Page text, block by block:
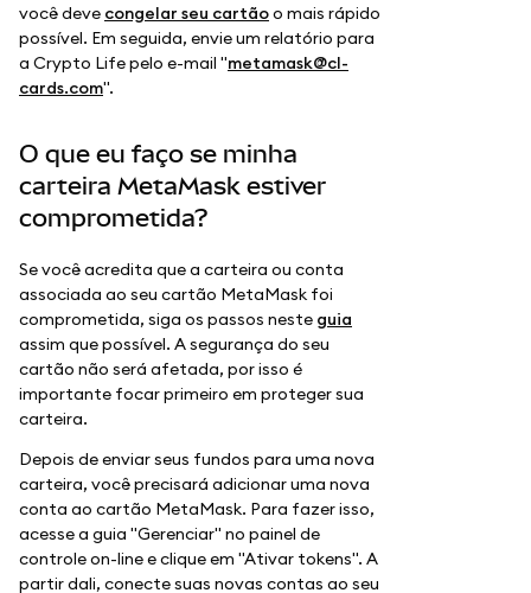
você deve congelar seu cartãoo mais rápido
possível. Em seguida, envie um relatório para
a Crypto Life pelo e-mail "metamask@cl-
cards.com".
O que eu faço se minha
carteira MetaMask estiver
comprometida?
Se você acredita que a carteira ou conta
associada ao seu cartão MetaMask foi
comprometida, siga os passos neste guia
assim que possível. A segurança do seu
cartão não será afetada, por isso é
importante focar primeiro em proteger sua
carteira.
Depois de enviar seus fundos para uma nova
carteira, você precisará adicionar uma nova
conta ao cartão MetaMask. Para fazer isso,
acesse a guia "Gerenciar" no painel de
controle on-line e clique em "Ativar tokens". A
partir dali, conecte suas novas contas ao seu